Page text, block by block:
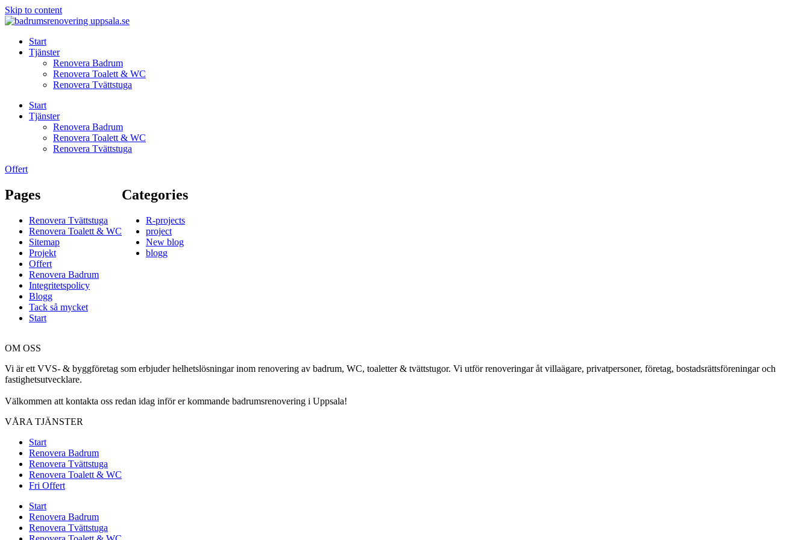
Skip to content
Start
Tjänster
Renovera Badrum
Renovera Toalett & WC
Renovera Tvättstuga
Start
Tjänster
Renovera Badrum
Renovera Toalett & WC
Renovera Tvättstuga
Offert
Pages
Renovera Tvättstuga
Renovera Toalett & WC
Sitemap
Projekt
Offert
Renovera Badrum
Integritetspolicy
Blogg
Tack så mycket
Start
Categories
R-projects
project
New blog
blogg
OM OSS
Vi är ett VVS- & byggföretag som erbjuder helhetslösningar inom renovering av badrum, WC, toaletter & tvättstugor. Vi utför renoveringar åt villaägare, privatpersoner, företag, bostadsrättsföreningar och
fastighetsutvecklare.
Välkommen att kontakta oss redan idag inför er kommande badrumsrenovering i Uppsala!
VÅRA TJÄNSTER
Start
Renovera Badrum
Renovera Tvättstuga
Renovera Toalett & WC
Fri Offert
Start
Renovera Badrum
Renovera Tvättstuga